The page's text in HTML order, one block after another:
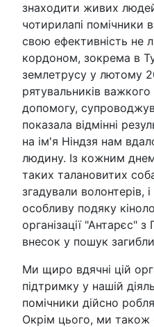
знаходити живих
чотирилапі помічники
свою ефективність не
кордоном, зокрема в
землетрусу у лютому
рятувальників
допомогу,
показала відмінні
на ім'я Ніндзя нам
людину. Із кожним
таких талановитих
згадували волонтерів,
особливу подяку
організації "Антарєс" з
внесок у пошук
Ми щиро вдячні цій
підтримку у нашій
помічники дійсно
Окрім цього, ми також